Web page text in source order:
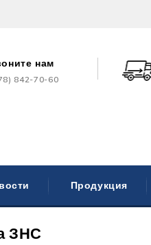
нам
842-70-60
Продукция
ЗНС